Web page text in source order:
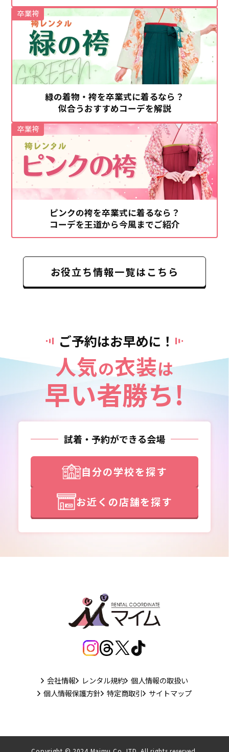
緑の着物・袴を卒業式に着るなら？
似合うおすすめコーデを解説
卒業袴
ピンクの袴を卒業式に着るなら？
コーデを王道から今風までご紹介
卒業袴
お役立ち情報一覧はこちら
ご予約はお早めに！
人気の衣装は
早い者勝ち!
試着・予約ができる会場
自分の学校を探す
お近くの店舗を探す
会社情報 レンタル規約 個人情報の取扱い
個人情報保護方針 特定商取引 サイトマップ